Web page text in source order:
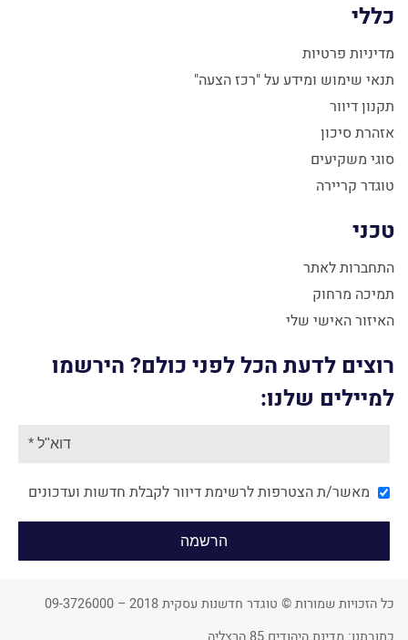
כללי
מדיניות פרטיות
תנאי שימוש ומידע על "רכז הצעה"
תקנון דיוור
אזהרת סיכון
סוגי משקיעים
טוגדר קריירה
טכני
התחברות לאתר
תמיכה מרחוק
האיזור האישי שלי
רוצים לדעת הכל לפני כולם? הירשמו
למיילים שלנו:
מאשר/ת הצטרפות לרשימת דיוור לקבלת חדשות ועדכונים
כל הזכויות שמורות © טוגדר חדשנות עסקית 2018 – 09-3726000